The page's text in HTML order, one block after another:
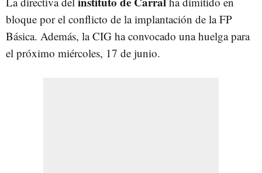
bloque por el conflicto de la implantación de la FP
Básica. Además, la CIG ha convocado una huelga para
el próximo miércoles, 17 de junio.